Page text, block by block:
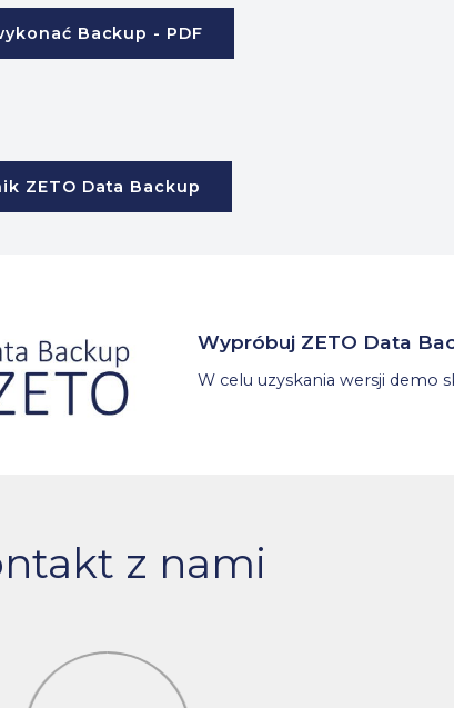
Backup - PDF
ZETO Data Backup
Wypróbuj ZETO Data
W celu uzyskania wersji demo
z nami